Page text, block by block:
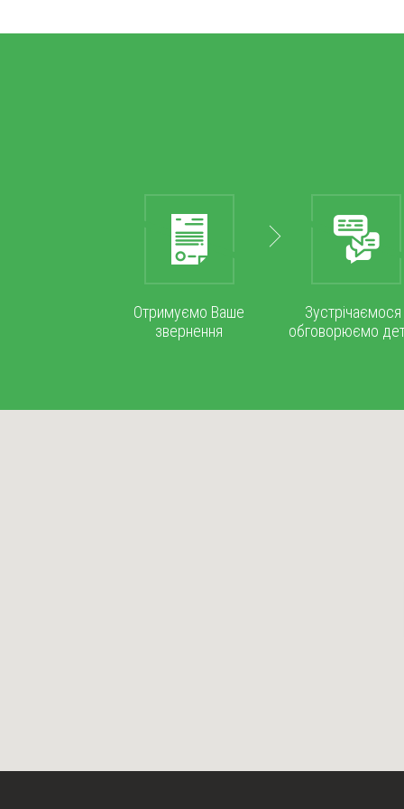
Отримуємо Ваше
звернення
Зустрічаємося
обговорюємо